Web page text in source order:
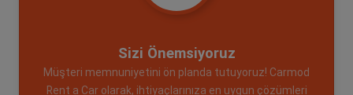
Sizi Önemsiyoruz
Müşteri memnuniyetini ön planda tutuyoruz! Carmod
Rent a Car olarak, ihtiyaçlarınıza en uygun çözümleri